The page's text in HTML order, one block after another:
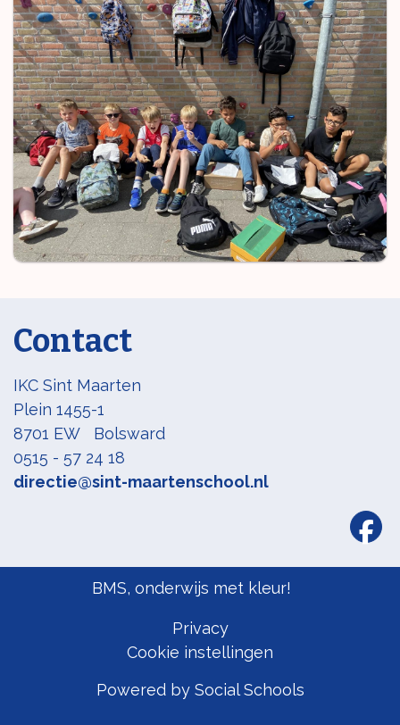
Contact
IKC Sint Maarten
Plein 1455-1
8701 EW Bolsward
0515 - 57 24 18
directie@sint-maartenschool.nl
BMS, onderwijs met kleur!
Privacy
Cookie instellingen
Powered by Social Schools